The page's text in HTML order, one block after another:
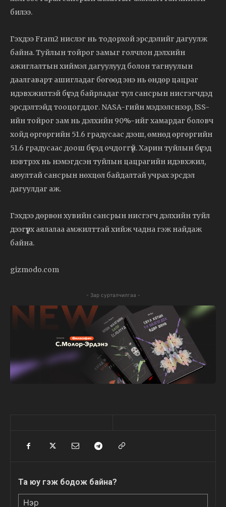
билээ.
Гэхдээ Fram2 нислэг нь тодорхой эрсдэлийг дагуулж
байна. Туйлын тойрог замыг голчлон дэлхийн
ажиглалтын хиймэл дагуулууд болон тагнуулын
даалгаварт ашигладаг бөгөөд энэ нь өндөр цацраг
идэвхжилтэй бүсэд байрладаг тул сансрын нисгэгчдэд
эрсдэлтэйд тооцогддог. NASA-гийн мэдээлснээр, ISS-
ийн тойрог зам нь дэлхийн 90%-ийг хамардаг боловч
хойд өргөргийн 51.6 градусаас дээш, өмнөд өргөргийн
51.6 градусаас доош бүсэд очдоггүй. Харин туйлын бүсэд
нэвтрэх нь нэмэгдсэн туйлын цацрагийн идэвхжил,
аюултай сансрын нөхцөл байдалтай учрах эрсдэл
дагуулдаг аж.
Гэхдээ дөрвөн хувийн сансрын нисгэгч дэлхийн туйл
дээгүүрх аялалаа амжилттай хийж чадна гэж найдаж
байна.
gizmodo.com
- Зар сурталчилгаа -
Та юу гэж бодож байна?